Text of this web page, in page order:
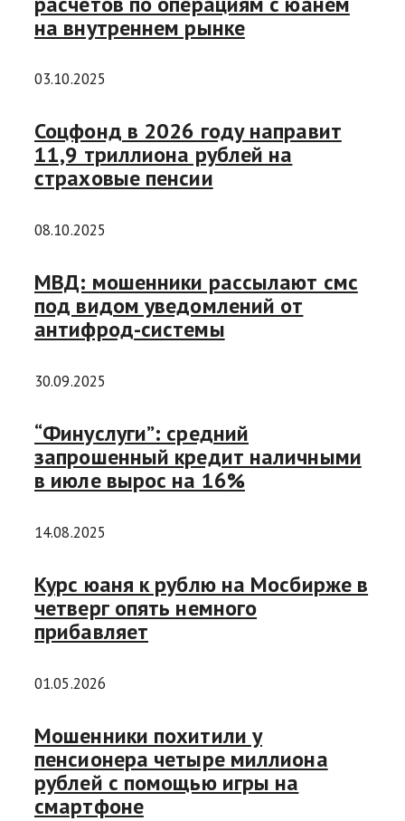
на внутреннем рынке
03.10.2025
Соцфонд в 2026 году направит
11,9 триллиона рублей на
страховые пенсии
08.10.2025
МВД: мошенники рассылают смс
под видом уведомлений от
антифрод-системы
30.09.2025
“Финуслуги”: средний
запрошенный кредит наличными
в июле вырос на 16%
14.08.2025
Курс юаня к рублю на Мосбирже в
четверг опять немного
прибавляет
01.05.2026
Мошенники похитили у
пенсионера четыре миллиона
рублей с помощью игры на
смартфоне